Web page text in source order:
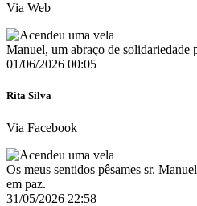
Via Web
Manuel, um abraço de solidariedade
01/06/2026 00:05
Rita Silva
Via Facebook
Os meus sentidos pêsames sr.
em paz.
31/05/2026 22:58